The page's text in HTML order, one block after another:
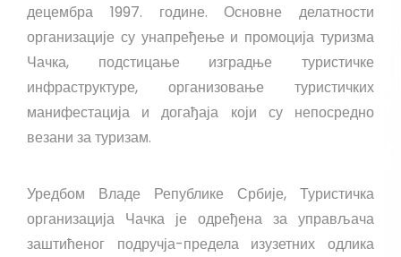
децембра 1997. године. Основне делатности
организације су унапређење и промоција туризма
Чачка, подстицање изградње туристичке
инфраструктуре, организовање туристичких
манифестација и догађаја који су непосредно
везани за туризам.
Уредбом Владе Републике Србије, Туристичка
организација Чачка је одређена за управљача
заштићеног подручја-предела изузетних одлика